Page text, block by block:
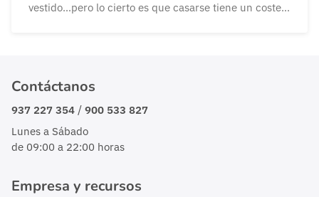
vestido…pero lo cierto es que casarse tiene un coste
Contáctanos
937 227 354 / 900 533 827
Lunes a Sábado
de 09:00 a 22:00 horas
Empresa y recursos